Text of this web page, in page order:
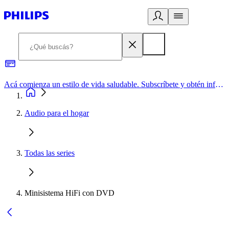
Acá comienza un estilo de vida saludable. Subscríbete y obtén información de primera mano
Audio para el hogar
Todas las series
Minisistema HiFi con DVD